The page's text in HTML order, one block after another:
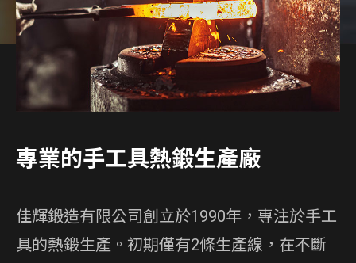
專業的手工具熱鍛生產廠
佳輝鍛造有限公司創立於1990年，專注於手工
具的熱鍛生產。初期僅有2條生產線，在不斷